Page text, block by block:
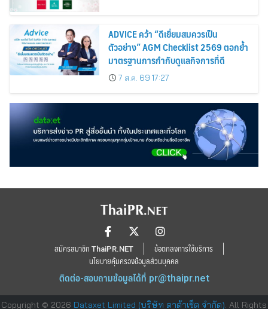
ADVICE คว้า “ดีเยี่ยมสมควรเป็น
ตัวอย่าง” AGM Checklist 2569 ตอกย้ำ
มาตรฐานการกำกับดูแลกิจการที่ดี
7 ส.ค. 69 17:27
สมัครสมาชิก ThaiPR.NET
ข้อตกลงการใช้บริการ
นโยบายคุ้มครองข้อมูลส่วนบุคคล
ติดต่อ-สอบถามข้อมูลได้ที่ pr@thaipr.net
Copyright © 2026 Dataxet Limited (บริษัท ดาต้าเซ็ต จำกัด). All Rights